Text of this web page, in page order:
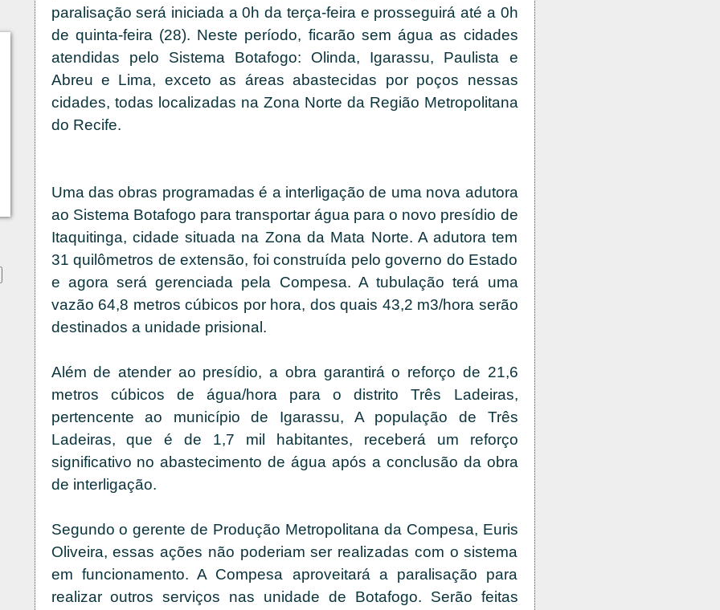
paralisação será iniciada a 0h da terça-feira e prosseguirá até a 0h
de quinta-feira (28). Neste período, ficarão sem água as cidades
atendidas pelo Sistema Botafogo: Olinda, Igarassu, Paulista e
Abreu e Lima, exceto as áreas abastecidas por poços nessas
cidades, todas localizadas na Zona Norte da Região Metropolitana
do Recife.
Uma das obras programadas é a interligação de uma nova adutora
ao Sistema Botafogo para transportar água para o novo presídio de
Itaquitinga, cidade situada na Zona da Mata Norte. A adutora tem
31 quilômetros de extensão, foi construída pelo governo do Estado
e agora será gerenciada pela Compesa. A tubulação terá uma
vazão 64,8 metros cúbicos por hora, dos quais 43,2 m3/hora serão
destinados a unidade prisional.
Além de atender ao presídio, a obra garantirá o reforço de 21,6
metros cúbicos de água/hora para o distrito Três Ladeiras,
pertencente ao município de Igarassu, A população de Três
Ladeiras, que é de 1,7 mil habitantes, receberá um reforço
significativo no abastecimento de água após a conclusão da obra
de interligação.
Segundo o gerente de Produção Metropolitana da Compesa, Euris
Oliveira, essas ações não poderiam ser realizadas com o sistema
em funcionamento. A Compesa aproveitará a paralisação para
realizar outros serviços nas unidade de Botafogo. Serão feitas